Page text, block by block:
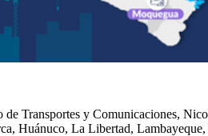
Transportes y Comunicaciones,
Huánuco, La Libertad,